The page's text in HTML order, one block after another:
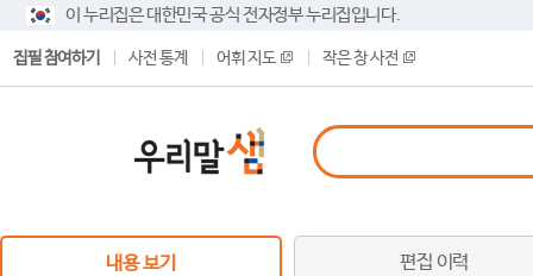
이 누리집은 대한민국 공식 전자정부 누리집입니다.
집필 참여하기 사전 통계 어휘 지도 작은 창 사전
내용 보기 편집 이력